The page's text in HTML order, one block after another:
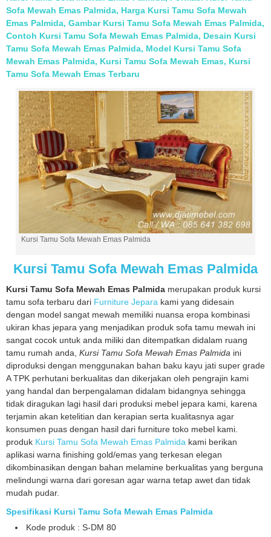
Sofa Mewah Emas Palmida, Harga Kursi Tamu Sofa Mewah
Emas Palmida, Gambar Kursi Tamu Sofa Mewah Emas Palmida,
Contoh Kursi Tamu Sofa Mewah Emas Palmida, Desain Kursi
Tamu Sofa Mewah Emas Palmida, Model Kursi Tamu Sofa
Mewah Emas Palmida, Kursi Tamu Sofa Mewah Emas, Kursi
Tamu Sofa Mewah Emas Terbaru
Kursi Tamu Sofa Mewah Emas Palmida
Kursi Tamu Sofa Mewah Emas Palmida
Kursi Tamu Sofa Mewah Emas Palmida merupakan produk kursi
tamu sofa terbaru dari Furniture Jepara kami yang didesain
dengan model sangat mewah memiliki nuansa eropa kombinasi
ukiran khas jepara yang menjadikan produk sofa tamu mewah ini
sangat cocok untuk anda miliki dan ditempatkan didalam ruang
tamu rumah anda, Kursi Tamu Sofa Mewah Emas Palmida ini
diproduksi dengan menggunakan bahan baku kayu jati super grade
A TPK perhutani berkualitas dan dikerjakan oleh pengrajin kami
yang handal dan berpengalaman didalam bidangnya sehingga
tidak diragukan lagi hasil dari produksi mebel jepara kami, karena
terjamin akan ketelitian dan kerapian serta kualitasnya agar
konsumen puas dengan hasil dari furniture toko mebel kami.
produk Kursi Tamu Sofa Mewah Emas Palmida kami berikan
aplikasi warna finishing gold/emas yang terkesan elegan
dikombinasikan dengan bahan melamine berkualitas yang berguna
melindungi warna dari goresan agar warna tetap awet dan tidak
mudah pudar.
Spesifikasi Kursi Tamu Sofa Mewah Emas Palmida
Kode produk : S-DM 80